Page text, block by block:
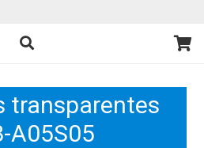
transparentes
A05S05